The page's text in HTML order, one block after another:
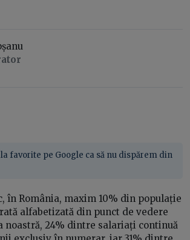
favorite pe Google ca să nu dispărem din
în România, maxim 10% din populație
alfabetizată din punct de vedere
noastră, 24% dintre salariați continuă